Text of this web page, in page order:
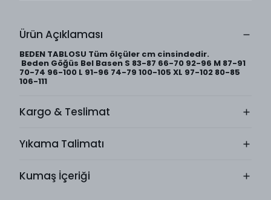
Ürün Açıklaması
BEDEN TABLOSU Tüm ölçüler cm cinsindedir.
Beden Göğüs Bel Basen S 83-87 66-70 92-96 M 87-91
70-74 96-100 L 91-96 74-79 100-105 XL 97-102 80-85
106-111
Kargo & Teslimat
Yıkama Talimatı
Kumaş İçeriği